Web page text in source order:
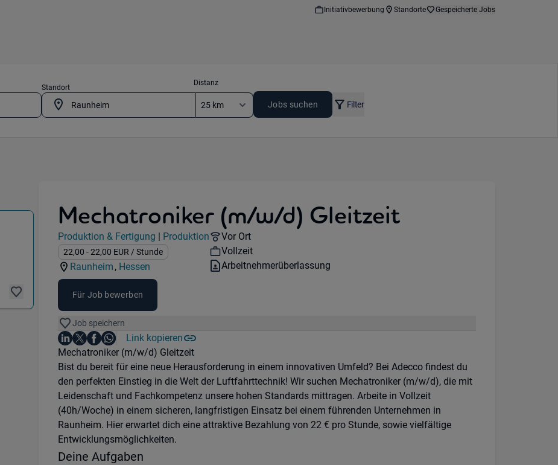
Initiativbewerbung Standorte Gespeicherte Jobs
Standort
Distanz
Jobs suchen Filter
(Produktion & Fertigung) in 65479 Raunheim
Mechatroniker (m/w/d) Gleitzeit
Jobdetails
Kategorie:
Produktion & Fertigung |
Industry:
Produktion
Gehalt:
22,00 - 22,00 EUR / Stunde
Standorte:
Raunheim ,
Region:
Hessen
Remote Option:
Vor Ort
Workhours:
Vollzeit
Vertragsart:
Arbeitnehmerüberlassung
Für Job bewerben
Job speichern
Teile diesen Job
Auf LinkedIn teilen
Auf X teilen
Auf Facebook teilen
Auf WhatsApp teilen
Link kopieren
Einleitung
Mechatroniker (m/w/d) Gleitzeit
Bist du bereit für eine neue Herausforderung in einem innovativen Umfeld? Bei Adecco findest du
den perfekten Einstieg in die Welt der Luftfahrttechnik! Wir suchen Mechatroniker (m/w/d), die mit
Leidenschaft und Fachkompetenz unsere hohen Standards mittragen. Arbeite in Vollzeit
(40h/Woche) in einem sicheren, langfristigen Einsatz bei einem führenden Unternehmen in
Raunheim. Hier erwartet dich eine attraktive Bezahlung von 22 € pro Stunde, sowie vielfältige
Entwicklungsmöglichkeiten.
Deine Aufgaben